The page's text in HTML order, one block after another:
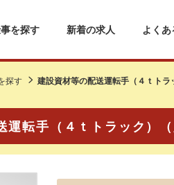
を探す 新着の求人 よく
探す 建設資材等の配送運転手（４ｔトラ
運転手（４ｔトラック）